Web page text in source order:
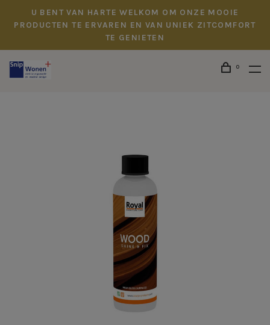
U BENT VAN HARTE WELKOM OM ONZE MOOIE
PRODUCTEN TE ERVAREN EN VAN UNIEK ZITCOMFORT
TE GENIETEN
0